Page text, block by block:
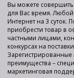
Вы можете совершить
для Вас время.
Интернет на 3 суток.
приобрести товар в
частными лицами,
конкурсах на
преимущества –
маркетинговая